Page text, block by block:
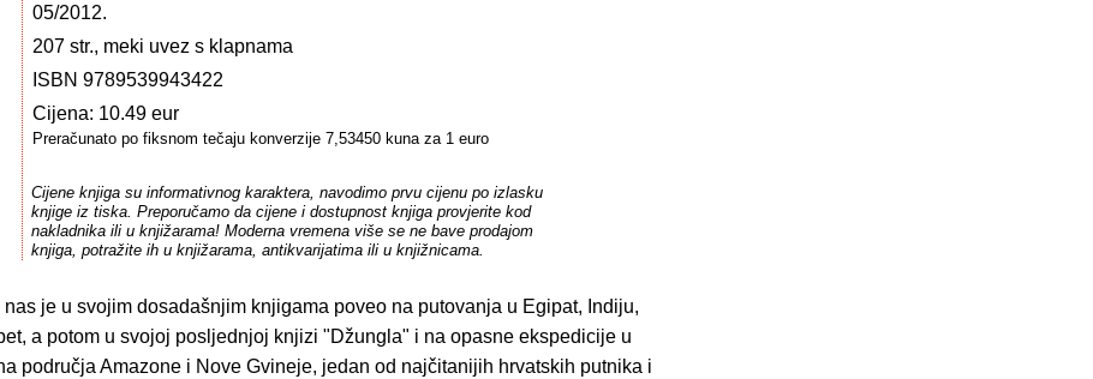
05/2012.
207 str., meki uvez s klapnama
ISBN 9789539943422
Cijena: 10.49 eur
Preračunato po fiksnom tečaju konverzije 7,53450 kuna za 1 euro
Cijene knjiga su informativnog karaktera, navodimo prvu cijenu po izlasku
knjige iz tiska. Preporučamo da cijene i dostupnost knjiga provjerite kod
nakladnika ili u knjižarama! Moderna vremena više se ne bave prodajom
knjiga, potražite ih u knjižarama, antikvarijatima ili u knjižnicama.
nas je u svojim dosadašnjim knjigama poveo na putovanja u Egipat, Indiju,
a potom u svojoj posljednjoj knjizi "Džungla" i na opasne ekspedicije u
područja Amazone i Nove Gvineje, jedan od najčitanijih hrvatskih putnika i